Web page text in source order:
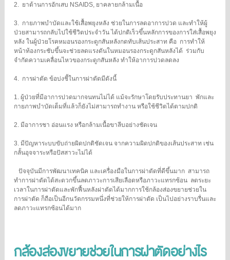
2. ยาต้านการอักเสบ NSAIDS, ยาคลายกล้ามเนื้อ
3. กายภาพบำบัดและใช้เสื้อพยุงหลัง ช่วยในการลดอาการปวด และทำให้ผู้
ป่วยสามารถกลับไปใช้ชีวิตประจำวัน ได้ปกติเร็วขึ้นหลักการของการใส่เสื้อพยุง
หลัง ในผู้ป่วยโรคหมอนรองกระดูกสันหลังกดทับเส้นประสาท คือ การทำให้
หน้าท้องกระชับขึ้นจะช่วยลดแรงดันในหมอนรองกระดูกสันหลังได้ ร่วมกับ
จำกัดความเคลื่อนไหวของกระดูกสันหลัง ทำให้อาการปวดลดลง
4. การผ่าตัด ข้อบ่งชี้ในการผ่าตัดมีดังนี้
1. ผู้ป่วยที่มีอาการปวดมากจนทนไม่ได้ แม้จะรักษาโดยรับประทานยา พักและ
กายภาพบำบัดเต็มที่แล้วก็ยังไม่สามารถทำงาน หรือใช้ชีวิตได้ตามปกติ
2. มีอาการชา อ่อนแรง หรือกล้ามเนื้อขาลีบอย่างชัดเจน
3. มีปัญหาระบบขับถ่ายผิดปกติชัดเจน จากความผิดปกติของเส้นประสาท เช่น
กลั้นอุจจาระหรือปัสสาวะไม่ได้
ปัจจุบันมีการพัฒนาเทคนิค และเครื่องมือในการผ่าตัดที่ดีขึ้นมาก สามารถ
ทำการผ่าตัดได้สะดวกขึ้นลดภาวะการเสียเลือดหรือภาวะแทรกซ้อน ลดระยะ
เวลาในการผ่าตัดและพักฟื้นหลังผ่าตัดได้มากการใช้กล้องส่องขยายช่วยใน
การผ่าตัด ก็ถือเป็นอีกนวัตกรรมหนึ่งที่ช่วยให้การผ่าตัด เป็นไปอย่างราบรื่นและ
ลดภาวะแทรกซ้อนได้มาก
กล้องส่องขยายช่วยในการผ่าตัดอย่างไร